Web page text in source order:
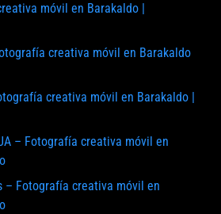
móvil en Barakaldo |
creativa móvil en Barakaldo
creativa móvil en Barakaldo |
– Fotografía creativa móvil en
– Fotografía creativa móvil en